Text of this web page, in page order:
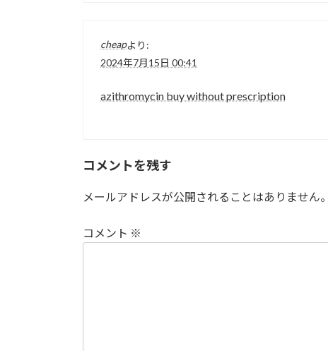
cheapより:
2024年7月15日 00:41
azithromycin buy without prescription
コメントを残す
メールアドレスが公開されることはありません。
コメント ※